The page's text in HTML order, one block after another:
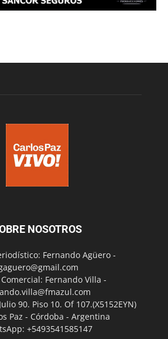
NOSOTROS
Fernando Agüero -
Fernando Villa -
90. Piso 10. Of 107.(X5152EYN)
Paz - Córdoba - Argentina
+5493541585147